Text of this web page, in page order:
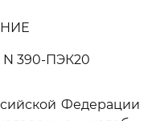
N 390-ПЭК20
Федерации